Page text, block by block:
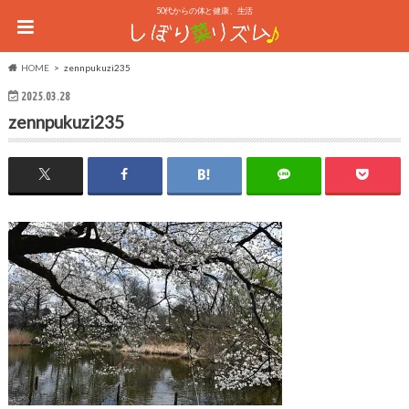
50代からの体と健康、生活
HOME zennpukuzi235
2025.03.28
zennpukuzi235